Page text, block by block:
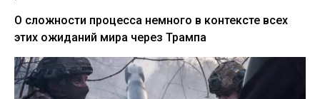
О сложности процесса немного в контексте всех
этих ожиданий мира через Трампа